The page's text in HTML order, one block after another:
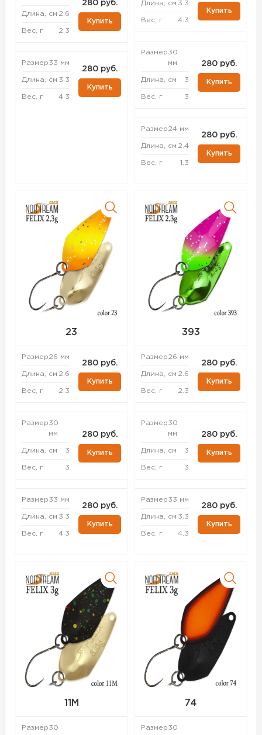
Длина, см 2.6
Вес, г 2.3
280 руб.
Купить
Размер33 мм
Длина, см 3.3
Вес, г 4.3
280 руб.
Купить
Длина, см 3.3
Вес, г 4.3
Купить
Размер30
мм
Длина, см 3
Вес, г 3
280 руб.
Купить
Размер24 мм
Длина, см 2.4
Вес, г 1.3
280 руб.
Купить
23
Размер26 мм
Длина, см 2.6
Вес, г 2.3
280 руб.
Купить
Размер30
мм
Длина, см 3
Вес, г 3
280 руб.
Купить
Размер33 мм
Длина, см 3.3
Вес, г 4.3
280 руб.
Купить
393
Размер26 мм
Длина, см 2.6
Вес, г 2.3
280 руб.
Купить
Размер30
мм
Длина, см 3
Вес, г 3
280 руб.
Купить
Размер33 мм
Длина, см 3.3
Вес, г 4.3
280 руб.
Купить
11M
Размер30
74
Размер30